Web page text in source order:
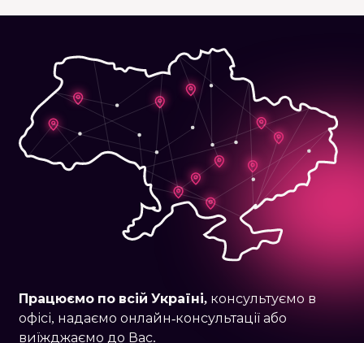
Працюємо по всій Україні, консультуємо в
офісі, надаємо онлайн-консультації або
виїжджаємо до Вас.